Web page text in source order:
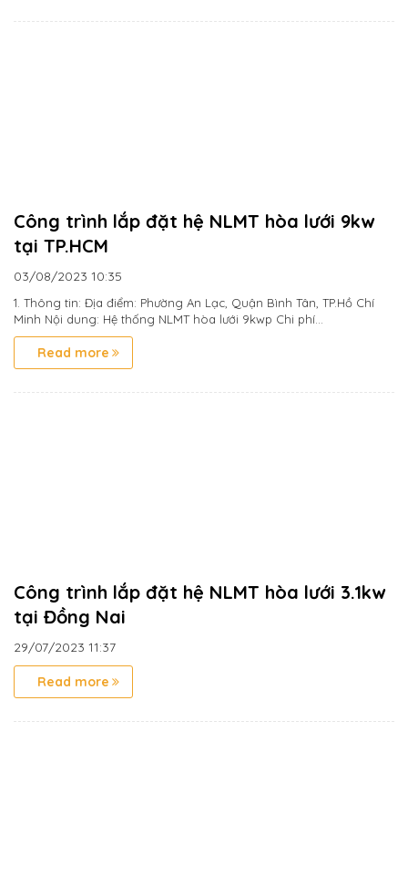
Công trình lắp đặt hệ NLMT hòa lưới 9kw
tại TP.HCM
03/08/2023 10:35
1. Thông tin: Địa điểm: Phường An Lạc, Quận Bình Tân, TP.Hồ Chí
Minh Nội dung: Hệ thống NLMT hòa lưới 9kwp Chi phí...
Read more
Công trình lắp đặt hệ NLMT hòa lưới 3.1kw
tại Đồng Nai
29/07/2023 11:37
Read more